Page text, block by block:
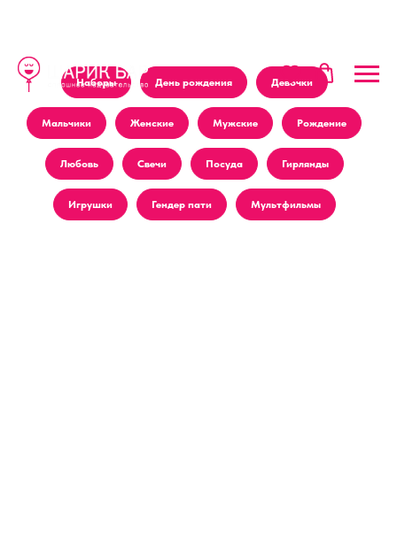
Наборы День рождения Девочки
Мальчики Женские Мужские Рождение
Любовь Свечи Посуда Гирлянды
Игрушки Гендер пати Мультфильмы